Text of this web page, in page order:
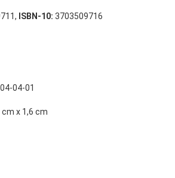
ISBN-10: 3703509716
04-01
x 1,6 cm